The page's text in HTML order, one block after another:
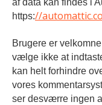
https://
Brugere er
vælge ikke at
kan helt forhindre
vores
ser desværre ingen